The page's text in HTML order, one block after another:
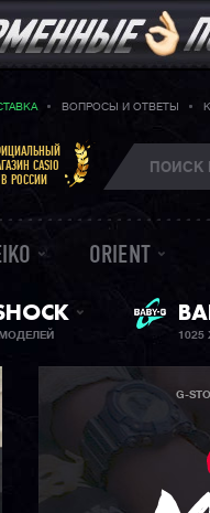
ВОПРОСЫ И ОТВЕТЫ
CASIO
В РОССИИ
ORIENT
G-